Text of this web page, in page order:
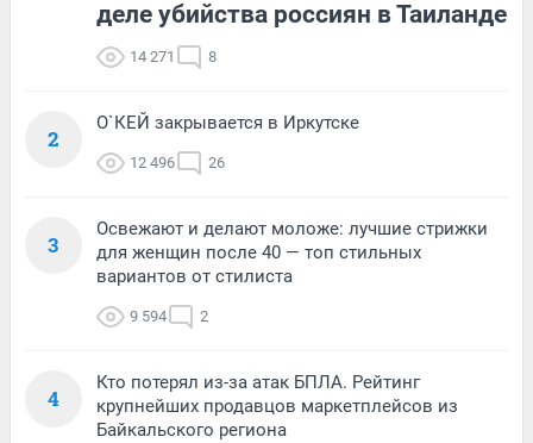
деле убийства россиян в Таиланде
14 271 8
2
О`КЕЙ закрывается в Иркутске
12 496 26
3
Освежают и делают моложе: лучшие стрижки
для женщин после 40 — топ стильных
вариантов от стилиста
9 594 2
4
Кто потерял из-за атак БПЛА. Рейтинг
крупнейших продавцов маркетплейсов из
Байкальского региона